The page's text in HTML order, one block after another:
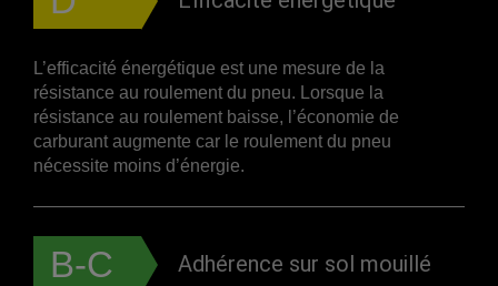
L’efficacité énergétique est une mesure de la
résistance au roulement du pneu. Lorsque la
résistance au roulement baisse, l’économie de
carburant augmente car le roulement du pneu
nécessite moins d’énergie.
B-C Adhérence sur sol mouillé